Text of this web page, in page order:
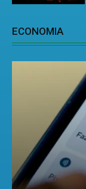
ECONOMIA